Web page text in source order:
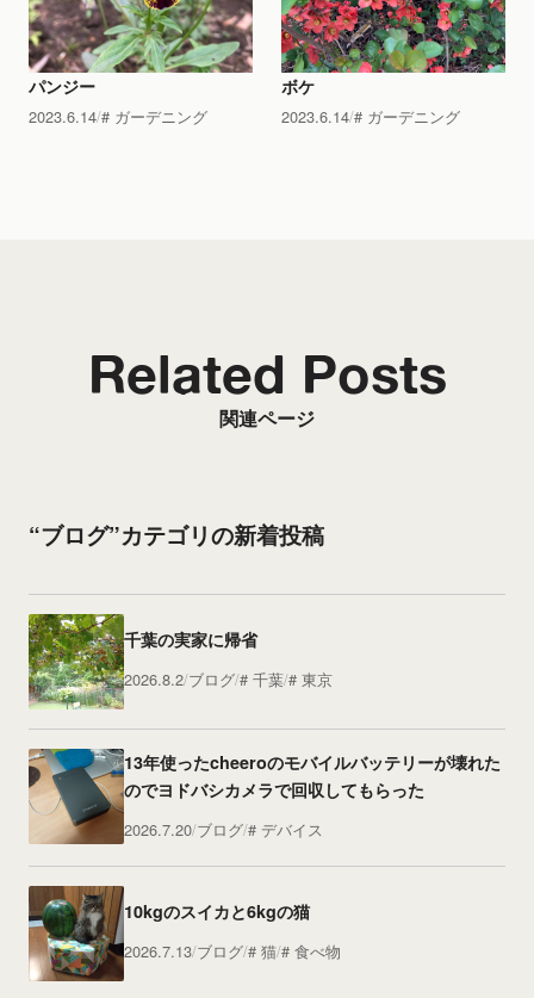
パンジー
2023.6.14 ガーデニング
ボケ
2023.6.14 ガーデニング
関連ページ
Related Posts
“ブログ”カテゴリの新着投稿
千葉の実家に帰省
2026.8.2 ブログ 千葉 東京
13年使ったcheeroのモバイルバッテリーが壊れた
のでヨドバシカメラで回収してもらった
2026.7.20 ブログ デバイス
10kgのスイカと6kgの猫
2026.7.13 ブログ 猫 食べ物